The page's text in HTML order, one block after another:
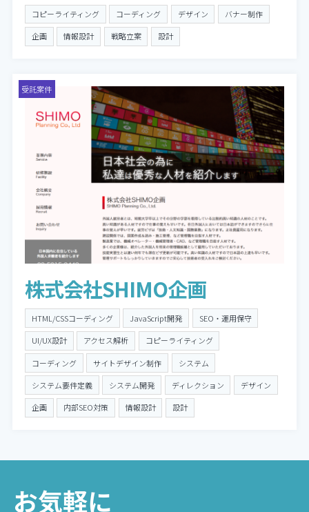
コピーライティング コーディング デザイン バナー制作
企画 情報設計 戦略立案 設計
受託案件
株式会社SHIMO企画
HTML/CSSコーディング JavaScript開発 SEO・運用保守
UI/UX設計 アクセス解析 コピーライティング
コーディング サイトデザイン制作 システム
システム要件定義 システム開発 ディレクション デザイン
企画 内部SEO対策 情報設計 設計
お気軽に